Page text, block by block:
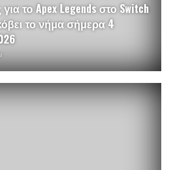
το Apex Legends στο Switch
το νήμα σήμερα 4